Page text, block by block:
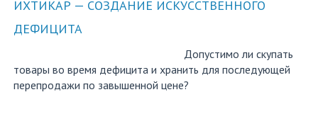
ИХТИКАР — СОЗДАНИЕ ИСКУССТВЕННОГО
ДЕФИЦИТА
Допустимо ли скупать
товары во время дефицита и хранить для последующей
перепродажи по завышенной цене?